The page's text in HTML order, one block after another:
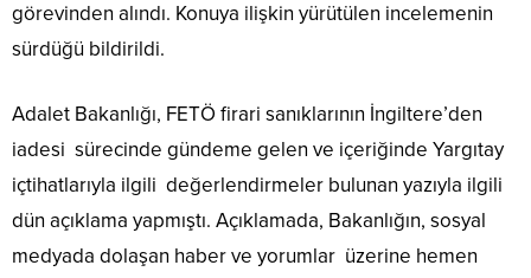
görevinden alındı. Konuya ilişkin yürütülen incelemenin
sürdüğü bildirildi.
Adalet Bakanlığı, FETÖ firari sanıklarının İngiltere’den
iadesi sürecinde gündeme gelen ve içeriğinde Yargıtay
içtihatlarıyla ilgili değerlendirmeler bulunan yazıyla ilgili
dün açıklama yapmıştı. Açıklamada, Bakanlığın, sosyal
medyada dolaşan haber ve yorumlar üzerine hemen